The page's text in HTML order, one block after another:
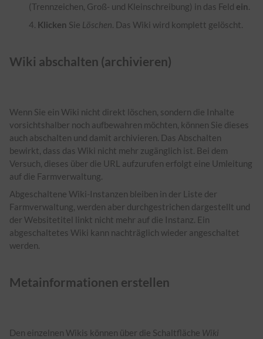
(Trennzeichen, Groß- und Kleinschreibung) in das Feld ein.
Klicken Sie Löschen. Das Wiki wird komplett gelöscht.
Wiki abschalten (archivieren)
Wenn Sie ein Wiki nicht direkt löschen, sondern die Inhalte
vorsichtshalber noch aufbewahren möchten, können Sie dieses
auch abschalten und damit archivieren. Das Abschalten
bewirkt, dass das Wiki nicht mehr zugänglich ist. Bei dem
Versuch, dieses über die URL aufzurufen erfolgt eine Umleitung
auf die Farmverwaltung.
Abgeschaltene Wiki-Instanzen bleiben in der Liste der
Farmverwaltung, werden aber durchgestrichen dargestellt und
der Websitetitel linkt nicht mehr auf die Instanz. Ein
abgeschaltetes Wiki kann nachträglich wieder angeschaltet
werden.
Metainformationen erstellen
Den einzelnen Wikis können über die Schaltfläche Wiki